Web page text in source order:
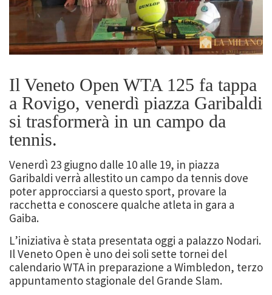
Il Veneto Open WTA 125 fa tappa
a Rovigo, venerdì piazza Garibaldi
si trasformerà in un campo da
tennis.
Venerdì 23 giugno dalle 10 alle 19, in piazza
Garibaldi verrà allestito un campo da tennis dove
poter approcciarsi a questo sport, provare la
racchetta e conoscere qualche atleta in gara a
Gaiba.
L’iniziativa è stata presentata oggi a palazzo Nodari.
Il Veneto Open è uno dei soli sette tornei del
calendario WTA in preparazione a Wimbledon, terzo
appuntamento stagionale del Grande Slam.